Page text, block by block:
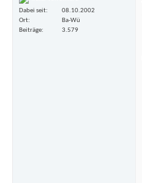
Dabei seit
08.10.2002
Ort
Ba-Wü
Beiträge
3.579